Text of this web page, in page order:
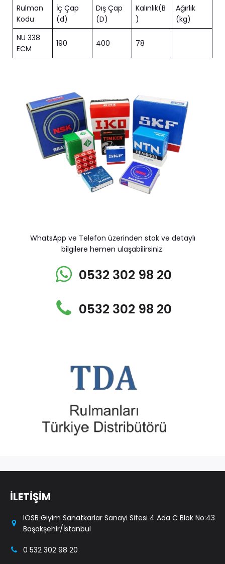
Rulman
Kodu
İç Çap
(d)
Dış Çap
(D)
Kalınlık(B
)
Ağırlık
(kg)
NU 338
ECM
190 400 78
WhatsApp ve Telefon üzerinden stok ve detaylı
bilgilere hemen ulaşabilirsiniz.
0532 302 98 20
0532 302 98 20
İLETİŞİM
IOSB Giyim Sanatkarlar Sanayi Sitesi 4 Ada C Blok No:43
Başakşehir/İstanbul
0 532 302 98 20